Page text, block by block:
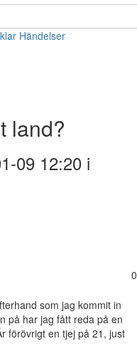
Händelser
land?
09 12:20 i
0
som jag kommit in
på har jag fått reda på en
förövrigt en tjej på 21, just